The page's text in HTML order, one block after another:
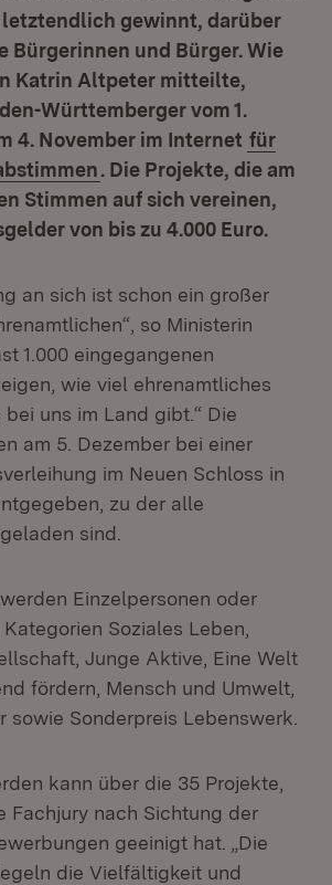
letztendlich gewinnt, darüber
Bürgerinnen und Bürger. Wie
Katrin Altpeter mitteilte,
Württemberger vom 1.
4. November im Internet für
. Die Projekte, die am
Stimmen auf sich vereinen,
von bis zu 4.000 Euro.
an sich ist schon ein großer
so Ministerin
1.000 eingegangenen
wie viel ehrenamtliches
uns im Land gibt.“ Die
am 5. Dezember bei einer
im Neuen Schloss in
zu der alle
sind.
Einzelpersonen oder
Soziales Leben,
Junge Aktive, Eine Welt
fördern, Mensch und Umwelt,
sowie Sonderpreis Lebenswerk.
kann über die 35 Projekte,
Fachjury nach Sichtung der
geeinigt hat. „Die
die Vielfältigkeit und